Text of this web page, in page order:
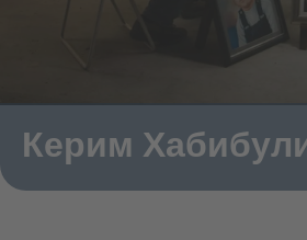
Керим